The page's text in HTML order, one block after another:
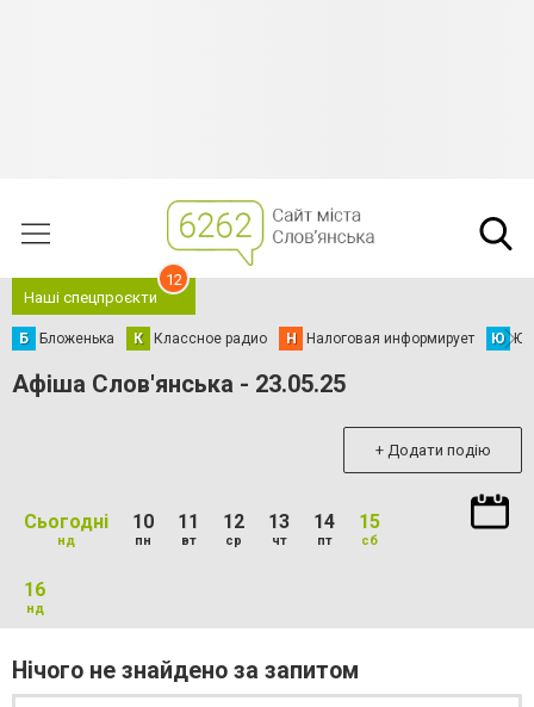
Наші спецпроєкти
12
Б Бложенька К Классное радио Н Налоговая информирует Ю
Афіша Слов'янська - 23.05.25
+ Додати подію
Сьогодні
нд
10
пн
11
вт
12
ср
13
чт
14
пт
15
сб
16
нд
Нічого не знайдено за запитом